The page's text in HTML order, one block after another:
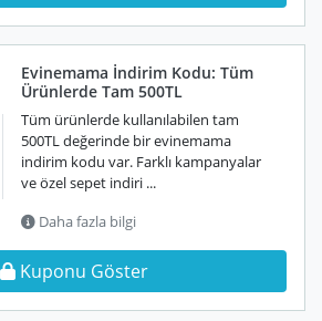
Evinemama İndirim Kodu: Tüm
Ürünlerde Tam 500TL
Tüm ürünlerde kullanılabilen tam
500TL değerinde bir evinemama
indirim kodu var. Farklı kampanyalar
ve özel sepet indiri ...
Daha fazla bilgi
Kuponu Göster